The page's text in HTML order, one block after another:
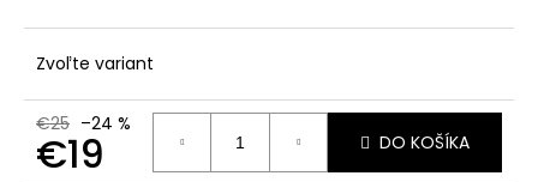
Zvoľte variant
€25 –24 %
€19 DO KOŠÍKA